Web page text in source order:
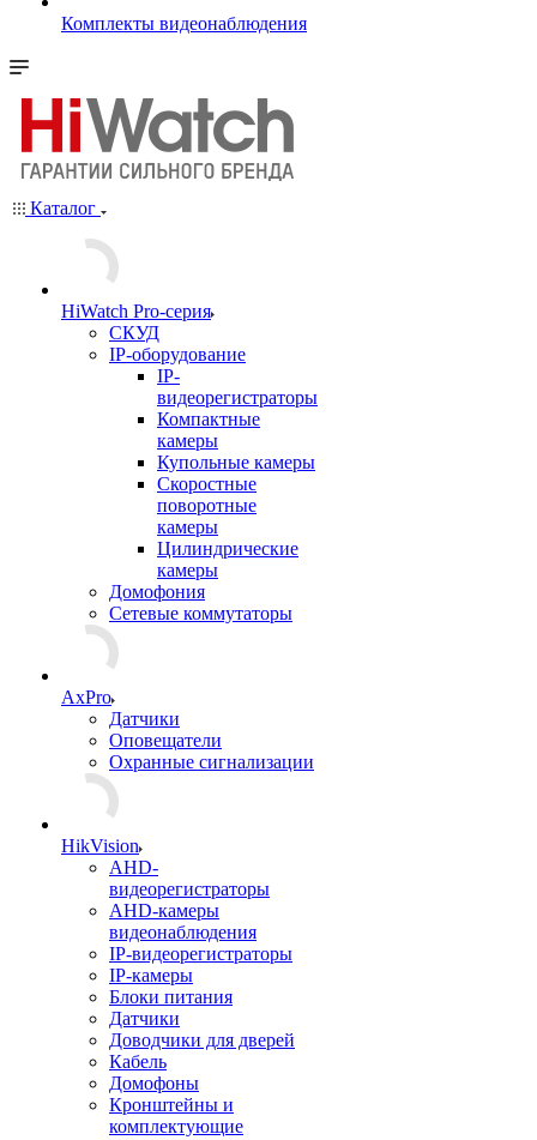
Комплекты видеонаблюдения
Каталог
HiWatch Pro-серия
CКУД
IP-оборудование
IP-
видеорегистраторы
Компактные
камеры
Купольные камеры
Скоростные
поворотные
камеры
Цилиндрические
камеры
Домофония
Сетевые коммутаторы
AxPro
Датчики
Оповещатели
Охранные сигнализации
HikVision
AHD-
видеорегистраторы
AHD-камеры
видеонаблюдения
IP-видеорегистраторы
IP-камеры
Блоки питания
Датчики
Доводчики для дверей
Кабель
Домофоны
Кронштейны и
комплектующие